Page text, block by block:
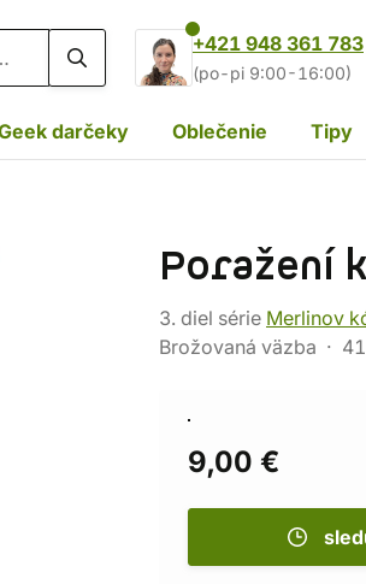
+421 948 361 783
(po-pi 9:00-16:00)
darčeky Oblečenie Tipy
Poražení
3. diel série Merlinov
Brožovaná väzba
9,00 €